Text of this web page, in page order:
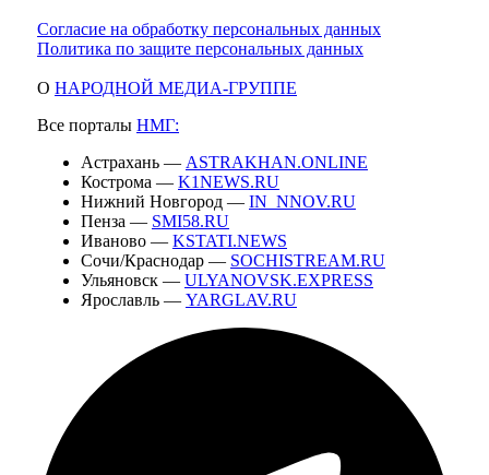
Согласие на обработку персональных данных
Политика по защите персональных данных
О НАРОДНОЙ МЕДИА-ГРУППЕ
Все порталы НМГ:
Астрахань — ASTRAKHAN.ONLINE
Кострома — K1NEWS.RU
Нижний Новгород — IN_NNOV.RU
Пенза — SMI58.RU
Иваново — KSTATI.NEWS
Сочи/Краснодар — SOCHISTREAM.RU
Ульяновск — ULYANOVSK.EXPRESS
Ярославль — YARGLAV.RU